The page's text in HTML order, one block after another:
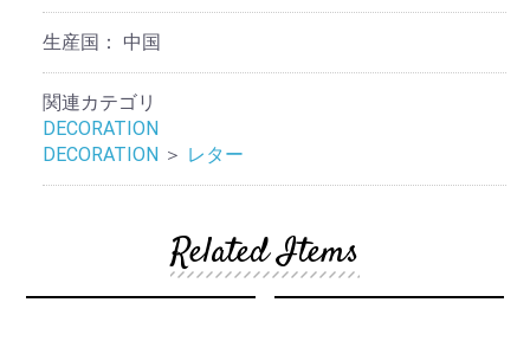
生産国： 中国
関連カテゴリ
DECORATION
DECORATION ＞ レター
Related Items